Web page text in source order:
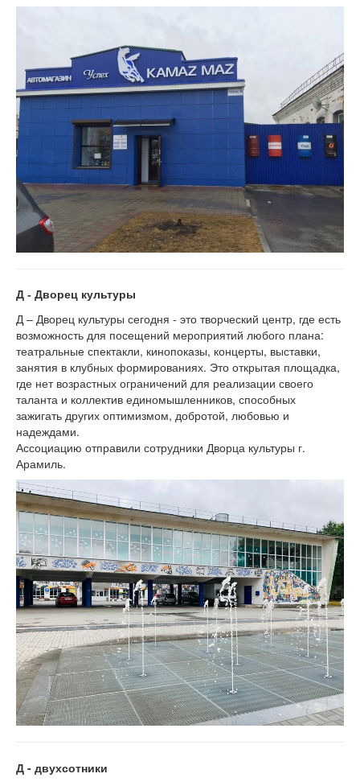
Д - Дворец культуры
Д – Дворец культуры сегодня - это творческий центр, где есть
возможность для посещений мероприятий любого плана:
театральные спектакли, кинопоказы, концерты, выставки,
занятия в клубных формированиях. Это открытая площадка,
где нет возрастных ограничений для реализации своего
таланта и коллектив единомышленников, способных
зажигать других оптимизмом, добротой, любовью и
надеждами.
Ассоциацию отправили сотрудники Дворца культуры г.
Арамиль.
Д - двухсотники